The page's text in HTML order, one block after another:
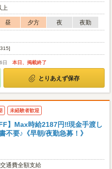
上
昼 夕方 夜
夜勤
日 本日、掲載終了
とりあえず保存
未経験者歓迎
】Max時給2187円‼現金手渡し
要♪《早朝/夜勤急募！》
通費全額支給